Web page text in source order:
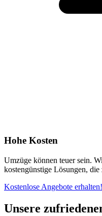
Hohe Kosten
Umzüge können teuer sein.
kostengünstige Lösungen,
Kostenlose Angebote erhalten!
Unsere